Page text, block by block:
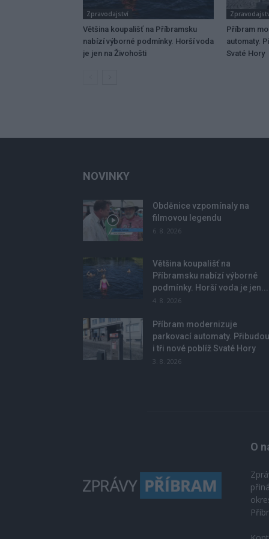
Zpravodajství
Většina koupališť na Příbramsku
nabízí výborné podmínky. Horší voda
je jen na Živohošti
Příbram
automaty.
Svaté Hory
NOVINKY
Obděnice vzpomínaly na
filmovou legendu
6. 8. 2026
Většina koupališť na
Příbramsku nabízí výborné
podmínky. Horší voda je jen...
4. 8. 2026
Příbram modernizuje
parkovací automaty. Přibudou
i tři nové poblíž Svaté Hory
3. 8. 2026
O